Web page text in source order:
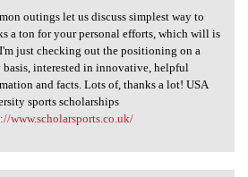
outings let us discuss
outings let us discuss simplest way to
a ton for your personal efforts, which will is
just checking out the positioning on a
interested in innovative, helpful
and facts. Lots of, thanks a lot! USA
sports scholarships
www.scholarsports.co.uk/